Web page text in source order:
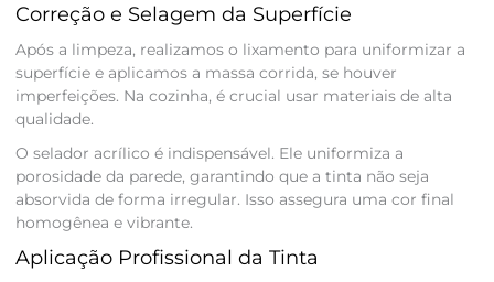
Correção e Selagem da Superfície
Após a limpeza, realizamos o lixamento para uniformizar a
superfície e aplicamos a massa corrida, se houver
imperfeições. Na cozinha, é crucial usar materiais de alta
qualidade.
O selador acrílico é indispensável. Ele uniformiza a
porosidade da parede, garantindo que a tinta não seja
absorvida de forma irregular. Isso assegura uma cor final
homogênea e vibrante.
Aplicação Profissional da Tinta